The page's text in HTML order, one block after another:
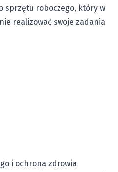
sprzętu roboczego, który w
realizować swoje zadania
i ochrona zdrowia